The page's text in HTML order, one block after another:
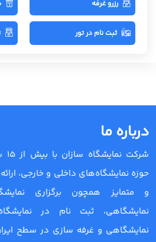
رزرو غرفه
ثبت نام در تور
درباره ما
حوزه نمایشگاه‌های داخلی و خارجی،
و متمایز همچون برگزاری
نمایشگاهی، ثبت نام در
نمایشگاهی و غرفه سازی در سطح